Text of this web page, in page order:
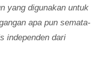
yang digunakan untuk
apa pun semata-
independen dari